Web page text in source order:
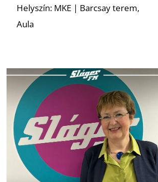
Helyszín: MKE | Barcsay terem,
Aula